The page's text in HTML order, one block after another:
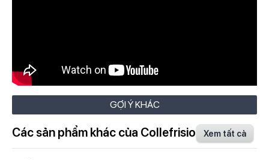
GỢI Ý KHÁC
Các sản phẩm khác của Collefrisio Xem tất cả